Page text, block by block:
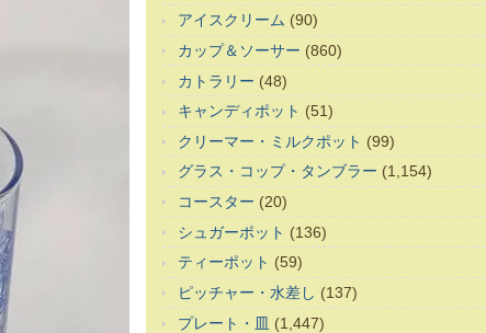
アイスクリーム (90)
カップ＆ソーサー (860)
カトラリー (48)
キャンディポット (51)
クリーマー・ミルクポット (99)
グラス・コップ・タンブラー (1,154)
コースター (20)
シュガーポット (136)
ティーポット (59)
ピッチャー・水差し (137)
プレート・皿 (1,447)